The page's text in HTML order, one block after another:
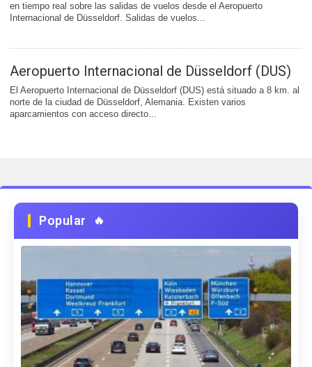
en tiempo real sobre las salidas de vuelos desde el Aeropuerto
Internacional de Düsseldorf. Salidas de vuelos...
Aeropuerto Internacional de Düsseldorf (DUS)
El Aeropuerto Internacional de Düsseldorf (DUS) está situado a 8 km. al
norte de la ciudad de Düsseldorf, Alemania. Existen varios
aparcamientos con acceso directo...
Popular